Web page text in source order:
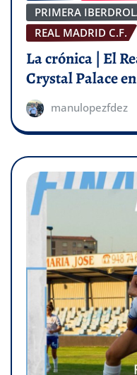
PRIMERA
REAL MADRID C.F.
La crónica | El
Crystal Palace
manulopezfdez